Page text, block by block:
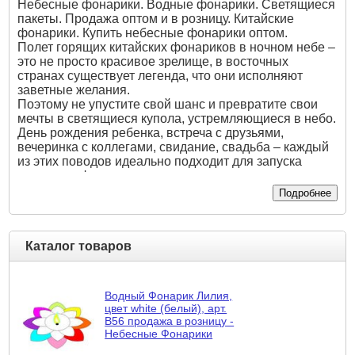
Небесные фонарики. Водные фонарики. Светящиеся
пакеты. Продажа оптом и в розницу. Китайские
фонарики. Купить небесные фонарики оптом.
Полет горящих китайских фонариков в ночном небе –
это не просто красивое зрелище, в восточных
странах существует легенда, что они исполняют
заветные желания.
Поэтому не упустите свой шанс и превратите свои
мечты в светящиеся купола, устремляющиеся в небо.
День рождения ребенка, встреча с друзьями,
вечеринка с коллегами, свидание, свадьба – каждый
из этих поводов идеально подходит для запуска
летающих фонариков.
фонариков по доступным ценам. У нас вы найдете не
только воздушные фонарики, но также водные и
фольгированные небесные фонарики. Вы навсегда
запомните тот миг, когда в небо воспарят небесные
фонарики. Челябинск предоставляет большое
фонариков, например, очень красиво это выглядит
на набережной реки Миасс на фоне ночного города.
Не менее прекрасно запускать китайские фонарики
на природе, где нет никаких отвлекающих факторов,
а только вы, звездное небо и маленький огонек,
Подробнее
Каталог товаров
Водный Фонарик Лилия,
цвет white (белый), арт.
В56 продажа в розницу -
Небесные Фонарики